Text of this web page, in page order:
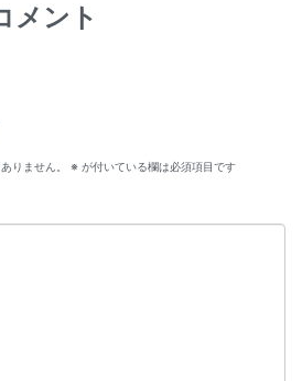
メント
りません。 ※ が付いている欄は必須項目です